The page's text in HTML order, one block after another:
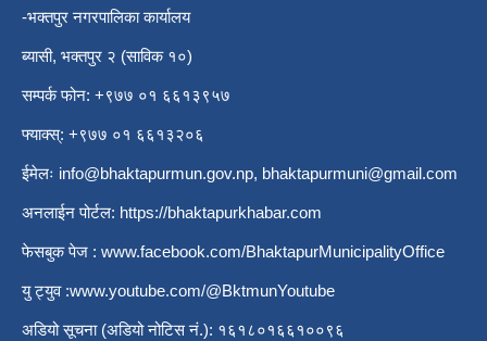
-भक्तपुर नगरपालिका कार्यालय
ब्यासी, भक्तपुर २ (साविक १०)
सम्पर्क फोन: +९७७ ०१ ६६१३९५७
फ्याक्स्: +९७७ ०१ ६६१३२०६
ईमेलः info@bhaktapurmun.gov.np, bhaktapurmuni@gmail.com
अनलाईन पोर्टल: https://bhaktapurkhabar.com
फेसबुक पेज : www.facebook.com/BhaktapurMunicipalityOffice
यु ट्युव :www.youtube.com/@BktmunYoutube
अडियो सूचना (अडियो नोटिस नं.): १६१८०१६६१००९६